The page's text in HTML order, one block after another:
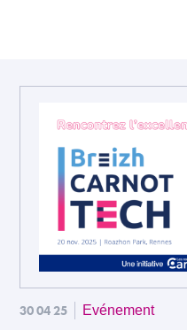
30 04 25 Evénement